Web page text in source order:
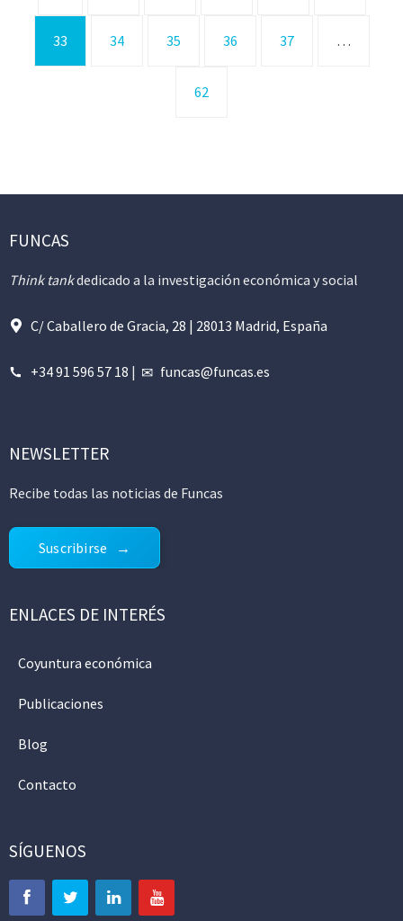
33 34 35 36 37 …
62
FUNCAS
Think tankdedicado a la investigación económica y social
C/ Caballero de Gracia, 28 | 28013 Madrid, España
+34 91 596 57 18 | funcas@funcas.es
NEWSLETTER
Recibe todas las noticias de Funcas
Suscribirse
ENLACES DE INTERÉS
Coyuntura económica
Publicaciones
Blog
Contacto
SÍGUENOS